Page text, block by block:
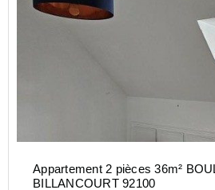
Appartement 2 pièces 36m²
BILLANCOURT 92100